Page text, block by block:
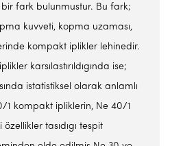
fark bulunmustur. Bu fark;
kuvveti, kopma uzaması,
kompakt iplikler lehinedir.
karsılastırıldıgında ise;
istatistiksel olarak anlamlı
1 kompakt ipliklerin, Ne 40/1
tasıdıgı tespit